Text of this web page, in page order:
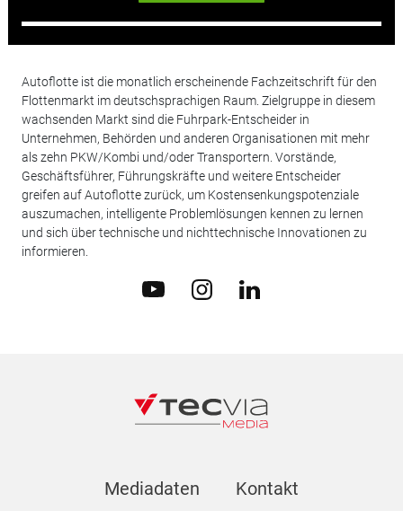
Autoflotte ist die monatlich erscheinende Fachzeitschrift für den
Flottenmarkt im deutschsprachigen Raum. Zielgruppe in diesem
wachsenden Markt sind die Fuhrpark-Entscheider in
Unternehmen, Behörden und anderen Organisationen mit mehr
als zehn PKW/Kombi und/oder Transportern. Vorstände,
Geschäftsführer, Führungskräfte und weitere Entscheider
greifen auf Autoflotte zurück, um Kostensenkungspotenziale
auszumachen, intelligente Problemlösungen kennen zu lernen
und sich über technische und nichttechnische Innovationen zu
informieren.
Mediadaten Kontakt